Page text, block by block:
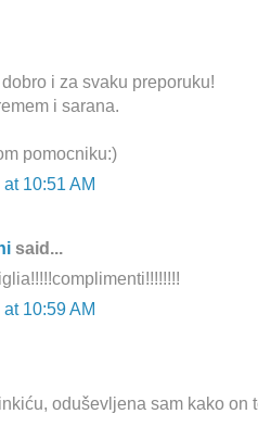
i za svaku preporuku!
i sarana.
pomocniku:)
10:51 AM
said...
10:59 AM
oduševljena sam kako on